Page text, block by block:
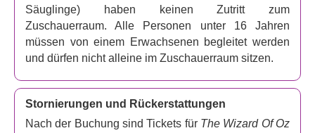
Säuglinge) haben keinen Zutritt zum
Zuschauerraum. Alle Personen unter 16 Jahren
müssen von einem Erwachsenen begleitet werden
und dürfen nicht alleine im Zuschauerraum sitzen.
Stornierungen und Rückerstattungen
Nach der Buchung sind Tickets für The Wizard Of Oz